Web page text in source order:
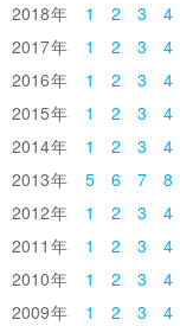
2018
1 2 3 4
2017
1 2 3 4
2016
1 2 3 4
2015
1 2 3 4
2014
1 2 3 4
2013
5 6 7 8
2012
1 2 3 4
2011
1 2 3 4
2010
1 2 3 4
2009
1 2 3 4